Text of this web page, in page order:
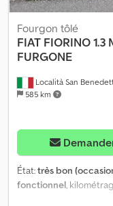
Località San
585 km
Fourgon tôlé
FIAT FIORINO 1.3
FURGONE
État:très bon
fonctionnel ,